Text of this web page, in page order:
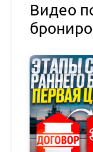
Видео